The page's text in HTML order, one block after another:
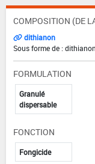
COMPOSITION (DE
dithianon
Sous forme de :
FORMULATION
Granulé
dispersable
FONCTION
Fongicide